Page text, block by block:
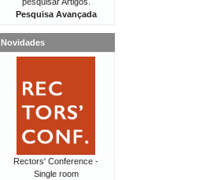
Pesquisa Avançada
Novidades
Rectors' Conference -
Single room